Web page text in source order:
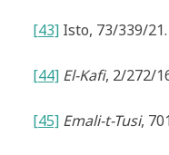
[43]Isto, 73/339/21.
[44] El-Kafi, 2/272/
[45] Emali-t-Tusi,